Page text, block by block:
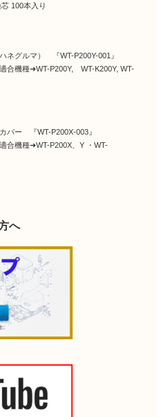
100本入り
ネグルマ） 『WT-P200Y-001』
合機種➜WT-P200Y, WT-K200Y, WT-
バー 『WT-P200X-003』
合機種➜WT-P200X、Y ・WT-
へ